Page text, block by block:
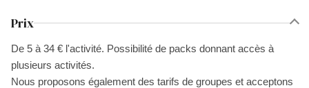
Prix
De 5 à 34 € l'activité. Possibilité de packs donnant accès à
plusieurs activités.
Nous proposons également des tarifs de groupes et acceptons